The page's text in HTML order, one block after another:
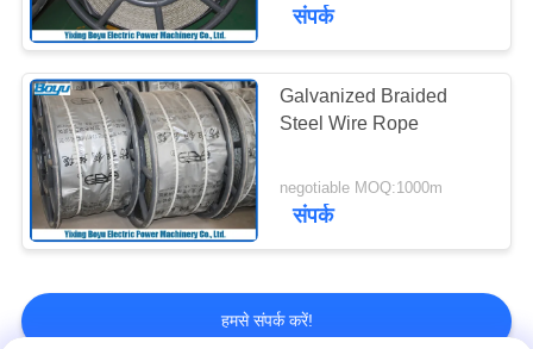
संपर्क
Galvanized Braided
Steel Wire Rope
negotiable MOQ:1000m
संपर्क
हमसे संपर्क करें!